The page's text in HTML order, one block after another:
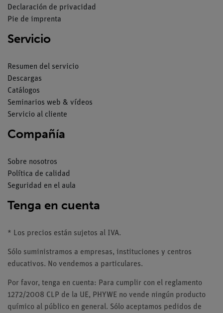
Declaración de privacidad
Pie de imprenta
Servicio
Resumen del servicio
Descargas
Catálogos
Seminarios web & vídeos
Servicio al cliente
Compañía
Sobre nosotros
Política de calidad
Seguridad en el aula
Tenga en cuenta
* Los precios están sujetos al IVA.
Sólo suministramos a empresas, instituciones y centros
educativos. No vendemos a particulares.
Por favor, tenga en cuenta: Para cumplir con el reglamento
1272/2008 CLP de la UE, PHYWE no vende ningún producto
químico al público en general. Sólo aceptamos pedidos de